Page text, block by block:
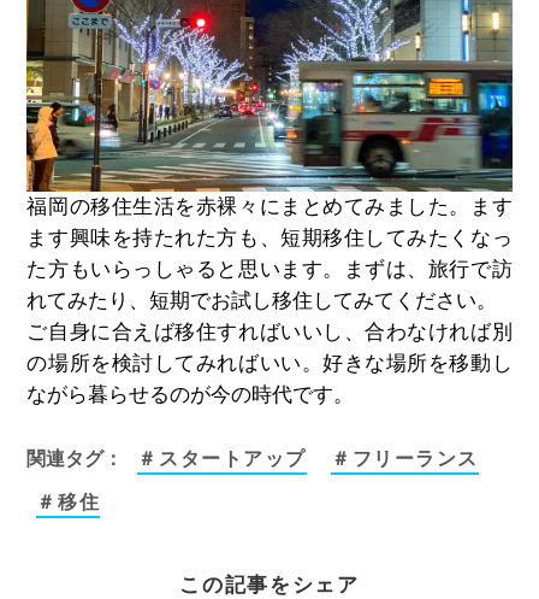
福岡の移住生活を赤裸々にまとめてみました。ます
ます興味を持たれた方も、短期移住してみたくなっ
た方もいらっしゃると思います。まずは、旅行で訪
れてみたり、短期でお試し移住してみてください。
ご自身に合えば移住すればいいし、合わなければ別
の場所を検討してみればいい。好きな場所を移動し
ながら暮らせるのが今の時代です。
関連タグ： ＃スタートアップ ＃フリーランス
＃移住
この記事をシェア